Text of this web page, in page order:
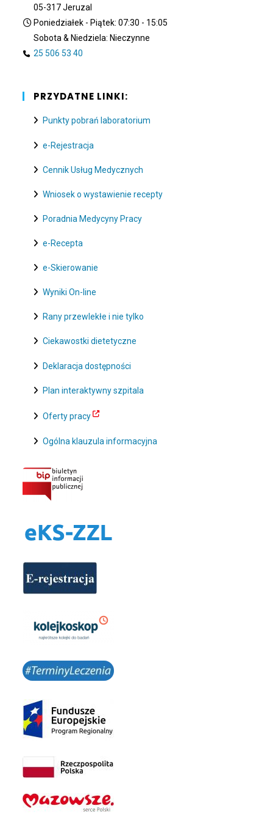
05-317 Jeruzal
Poniedziałek - Piątek: 07:30 - 15:05
Sobota & Niedziela: Nieczynne
25 506 53 40
PRZYDATNE LINKI:
Punkty pobrań laboratorium
e-Rejestracja
Cennik Usług Medycznych
Wniosek o wystawienie recepty
Poradnia Medycyny Pracy
e-Recepta
e-Skierowanie
Wyniki On-line
Rany przewlekłe i nie tylko
Ciekawostki dietetyczne
Deklaracja dostępności
Plan interaktywny szpitala
Oferty pracy
Ogólna klauzula informacyjna